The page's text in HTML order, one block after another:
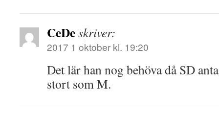
CeDeskriver:
2017 1 oktober kl. 19:20
Det lär han nog behöva då SD
stort som M.